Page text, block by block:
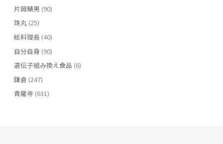
片岡鯖男 (90)
珠丸(25)
総料理長 (40)
自分自身 (90)
遺伝子組み換え食品 (6)
鎌倉 (247)
青龍寺 (631)